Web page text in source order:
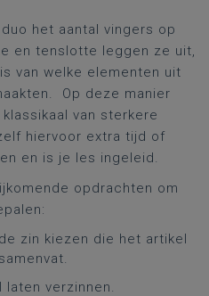
het aantal vingers op
en tenslotte leggen ze uit,
van welke elementen uit
Op deze manier
van sterkere
hiervoor extra tijd of
en is je les ingeleid.
opdrachten om
zin kiezen die het artikel
verzinnen.